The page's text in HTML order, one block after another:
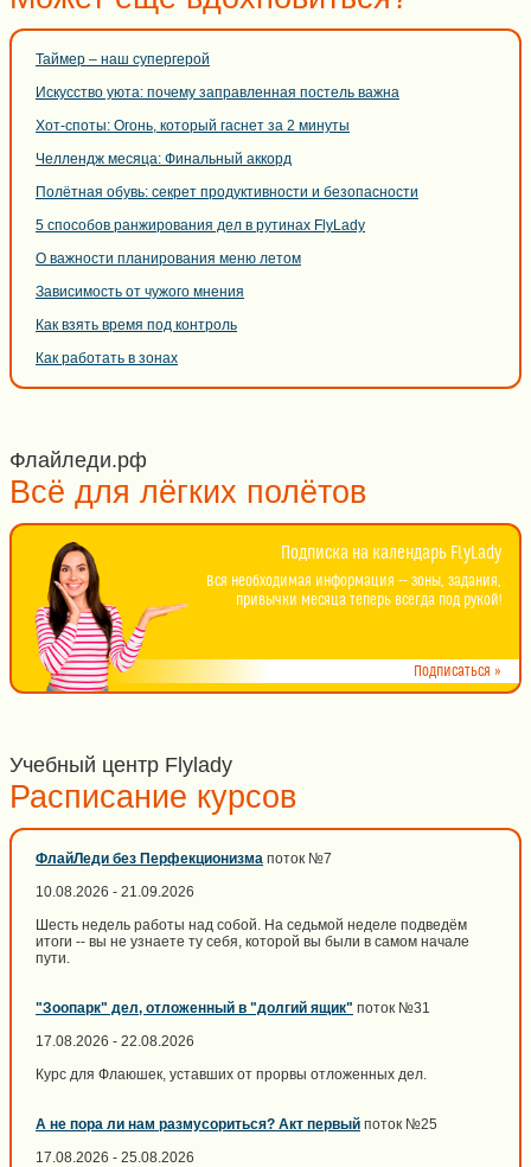
Таймер – наш супергерой
Искусство уюта: почему заправленная постель важна
Хот-споты: Огонь, который гаснет за 2 минуты
Челлендж месяца: Финальный аккорд
Полётная обувь: секрет продуктивности и безопасности
5 способов ранжирования дел в рутинах FlyLady
О важности планирования меню летом
Зависимость от чужого мнения
Как взять время под контроль
Как работать в зонах
Флайледи.рф
Всё для лёгких полётов
Подписка на календарь FlyLady
Вся необходимая информация -- зоны, задания,
привычки месяца теперь всегда под рукой!
Подписаться »
Учебный центр Flylady
Расписание курсов
ФлайЛеди без Перфекционизма поток №7
10.08.2026 - 21.09.2026
Шесть недель работы над собой. На седьмой неделе подведём
итоги -- вы не узнаете ту себя, которой вы были в самом начале
пути.
"Зоопарк" дел, отложенный в "долгий ящик" поток №31
17.08.2026 - 22.08.2026
Курс для Флаюшек, уставших от прорвы отложенных дел.
А не пора ли нам размусориться? Акт первый поток №25
17.08.2026 - 25.08.2026